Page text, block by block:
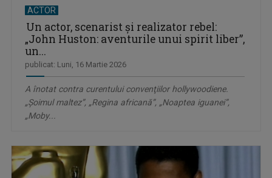
ACTOR
Un actor, scenarist şi realizator rebel:
„John Huston: aventurile unui spirit liber”,
un...
publicat: Luni, 16 Martie 2026
A înotat contra curentului convenţiilor hollywoodiene.
„Șoimul maltez”, „Regina africană”, „Noaptea iguanei”,
„Moby...